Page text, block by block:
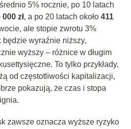
5% rocznie, po 10 latach
000 zł, a po 20 latach około 411
ale stopie zwrotu 3%
wyraźnie niższy,
wyższy – różnice w długim
To tylko przykłady,
od częstotliwości kapitalizacji,
pokazują, że czas i stopa
zawsze oznacza wyższe ryzyko